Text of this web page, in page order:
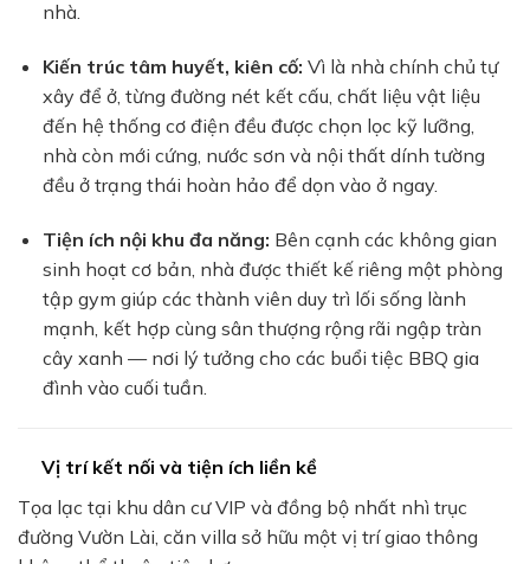
nhà.
Kiến trúc tâm huyết, kiên cố: Vì là nhà chính chủ tự
xây để ở, từng đường nét kết cấu, chất liệu vật liệu
đến hệ thống cơ điện đều được chọn lọc kỹ lưỡng,
nhà còn mới cứng, nước sơn và nội thất dính tường
đều ở trạng thái hoàn hảo để dọn vào ở ngay.
Tiện ích nội khu đa năng: Bên cạnh các không gian
sinh hoạt cơ bản, nhà được thiết kế riêng một phòng
tập gym giúp các thành viên duy trì lối sống lành
mạnh, kết hợp cùng sân thượng rộng rãi ngập tràn
cây xanh — nơi lý tưởng cho các buổi tiệc BBQ gia
đình vào cuối tuần.
Vị trí kết nối và tiện ích liền kề
Tọa lạc tại khu dân cư VIP và đồng bộ nhất nhì trục
đường Vườn Lài, căn villa sở hữu một vị trí giao thông